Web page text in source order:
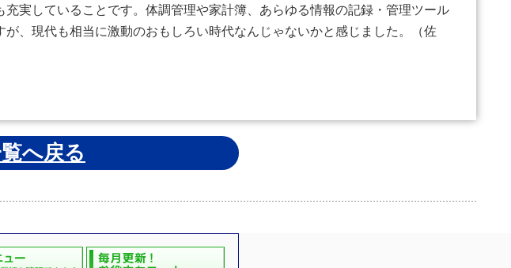
実していることです。体調管理や家計簿、あらゆる情報の記録・管理ツール
、現代も相当に激動のおもしろい時代なんじゃないかと感じました。（佐
へ戻る